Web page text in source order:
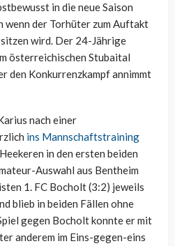
in die neue Saison
wenn der Torhüter zum Auftakt
wird. Der 24-Jährige
österreichischen Stubaital
den Konkurrenzkampf annimmt
nach einer
ins Mannschaftstraining
in den ersten beiden
Auswahl aus Bentheim
1. FC Bocholt (3:2) jeweils
blieb in beiden Fällen ohne
gegen Bocholt konnte er mit
anderem im Eins-gegen-eins